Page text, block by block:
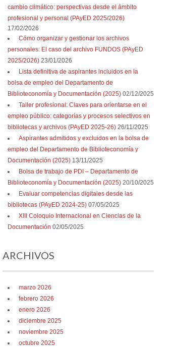
cambio climático: perspectivas desde el ámbito
profesional y personal (PAyED 2025/2026)
17/02/2026
Cómo organizar y gestionar los archivos
personales: El caso del archivo FUNDOS (PAyED
2025/2026) 23/01/2026
Lista definitiva de aspirantes incluidos en la
bolsa de empleo del Departamento de
Biblioteconomía y Documentación (2025) 02/12/2025
Taller profesional: Claves para orientarse en el
empleo público: categorías y procesos selectivos en
bibliotecas y archivos (PAyED 2025-26) 26/11/2025
Aspirantes admitidos y excluidos en la bolsa de
empleo del Departamento de Biblioteconomía y
Documentación (2025) 13/11/2025
Bolsa de trabajo de PDI – Departamento de
Biblioteconomía y Documentación (2025) 20/10/2025
Evaluar competencias digitales desde las
bibliotecas (PAyED 2024-25) 07/05/2025
XIII Coloquio Internacional en Ciencias de la
Documentación 02/05/2025
ARCHIVOS
marzo 2026
febrero 2026
enero 2026
diciembre 2025
noviembre 2025
octubre 2025